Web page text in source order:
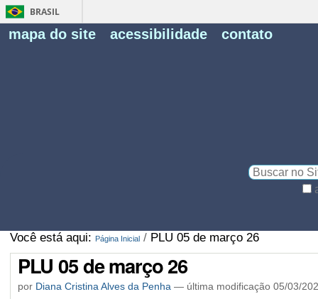
BRASIL
mapa do site acessibilidade contato
Você está aqui: Página Inicial / PLU 05 de março 26
PLU 05 de março 26
por Diana Cristina Alves da Penha— última modificação05/03/